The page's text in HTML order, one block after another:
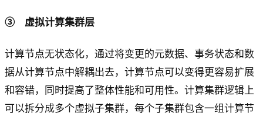
③ 虚拟计算集群层
计算节点无状态化，通过将变更的元数据、事务状态和数
据从计算节点中解耦出去，计算节点可以变得更容易扩展
和容错，同时提高了整体性能和可用性。计算集群逻辑上
可以拆分成多个虚拟子集群，每个子集群包含一组计算节